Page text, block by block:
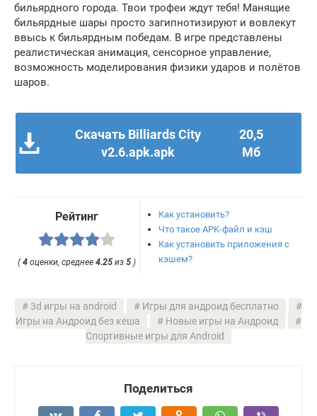
бильярдного города. Твои трофеи ждут тебя! Манящие
бильярдные шары просто загипнотизируют и вовлекут
ввысь к бильярдным победам. В игре представлены
реалистическая анимация, сенсорное управление,
возможность моделирования физики ударов и полётов
шаров.
Скачать Billiards City
v2.6.apk.apk
20,5
Мб
Рейтинг
(4 оценки, среднее4.25 из5 )
Как установить?
Что такое APK-файл и кэш
Как установить приложения с
кэшем?
3d игры на android
Игры для андроид бесплатно
Игры на Андроид без кеша
Новые игры на Андроид
Спортивные игры для Android
Поделиться